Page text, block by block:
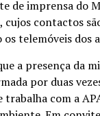
de imprensa do
cujos contactos
telemóveis dos
a presença da
por duas
trabalha com a